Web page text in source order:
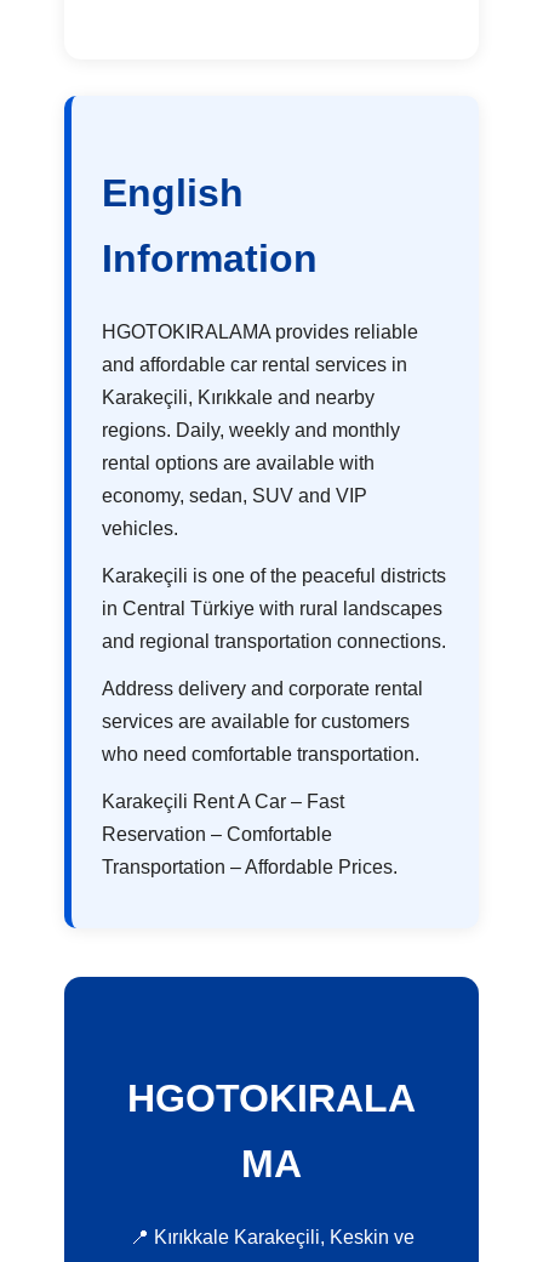
English
Information
HGOTOKIRALAMA provides reliable
and affordable car rental services in
Karakeçili, Kırıkkale and nearby
regions. Daily, weekly and monthly
rental options are available with
economy, sedan, SUV and VIP
vehicles.
Karakeçili is one of the peaceful districts
in Central Türkiye with rural landscapes
and regional transportation connections.
Address delivery and corporate rental
services are available for customers
who need comfortable transportation.
Karakeçili Rent A Car – Fast
Reservation – Comfortable
Transportation – Affordable Prices.
HGOTOKIRALA
MA
📍 Kırıkkale Karakeçili, Keskin ve